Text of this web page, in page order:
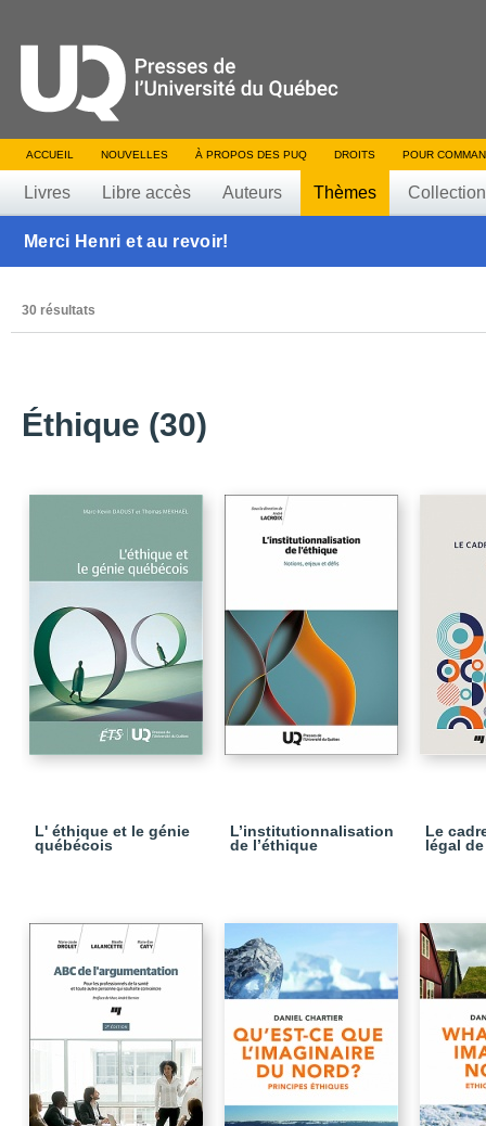
ACCUEIL NOUVELLES À PROPOS DES PUQ DROITS POUR
Livres Libre accès Auteurs Thèmes
Merci Henri et au revoir!
30 résultats
Éthique (30)
L' éthique et le génie
québécois
L’institutionnalisation
de l’éthique
Le
légal